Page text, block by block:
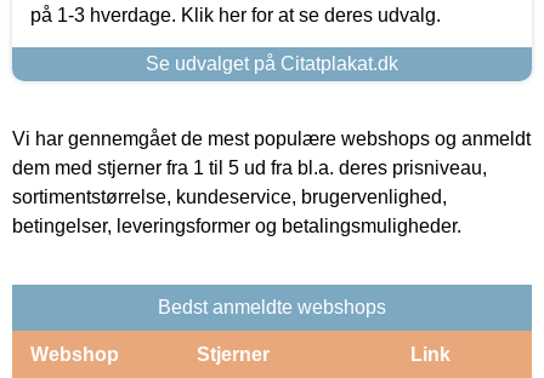
på 1-3 hverdage. Klik her for at se deres udvalg.
Se udvalget på Citatplakat.dk
Vi har gennemgået de mest populære webshops og anmeldt
dem med stjerner fra 1 til 5 ud fra bl.a. deres prisniveau,
sortimentstørrelse, kundeservice, brugervenlighed,
betingelser, leveringsformer og betalingsmuligheder.
Bedst anmeldte webshops
Webshop Stjerner Link